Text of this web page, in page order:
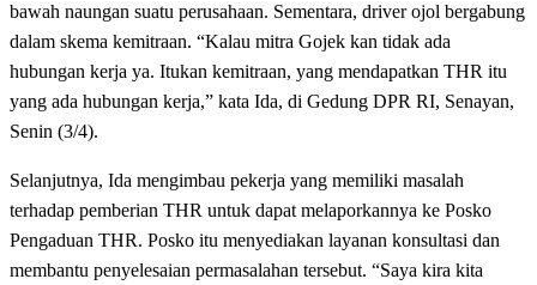
bawah naungan suatu perusahaan. Sementara, driver ojol bergabung
dalam skema kemitraan. “Kalau mitra Gojek kan tidak ada
hubungan kerja ya. Itukan kemitraan, yang mendapatkan THR itu
yang ada hubungan kerja,” kata Ida, di Gedung DPR RI, Senayan,
Senin (3/4).
Selanjutnya, Ida mengimbau pekerja yang memiliki masalah
terhadap pemberian THR untuk dapat melaporkannya ke Posko
Pengaduan THR. Posko itu menyediakan layanan konsultasi dan
membantu penyelesaian permasalahan tersebut. “Saya kira kita